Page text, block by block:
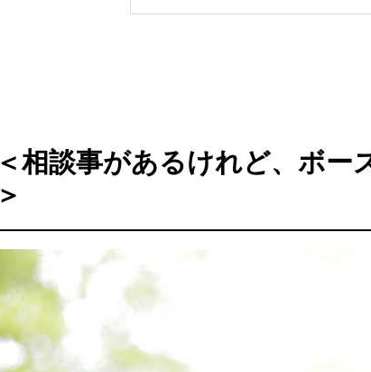
＜相談事があるけれど、ボー
＞